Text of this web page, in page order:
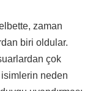
zaman
biri oldular.
çok
neden